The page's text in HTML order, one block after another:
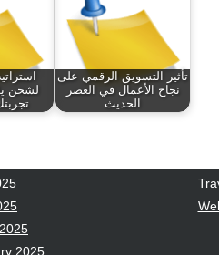
لشحن
تأثير التسويق الرقمي على
نجاح الأعمال في العصر
الحديث
2025
2025
2025
2025
2025
2025